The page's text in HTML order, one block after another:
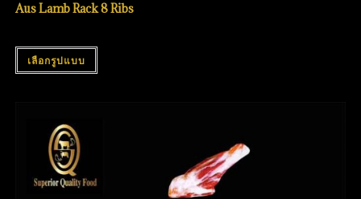
Aus Lamb Rack 8 Ribs
เลือกรูปแบบ